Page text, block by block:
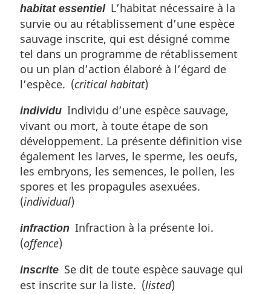
habitat essentielL’habitat nécessaire à la
survie ou au rétablissement d’une espèce
sauvage inscrite, qui est désigné comme
tel dans un programme de rétablissement
ou un plan d’action élaboré à l’égard de
l’espèce. (critical habitat)
individu Individu d’une espèce sauvage,
vivant ou mort, à toute étape de son
développement. La présente définition vise
également les larves, le sperme, les oeufs,
les embryons, les semences, le pollen, les
spores et les propagules asexuées.
(individual)
infraction Infraction à la présente loi.
(offence)
inscrite Se dit de toute espèce sauvage qui
est inscrite sur la liste. (listed)